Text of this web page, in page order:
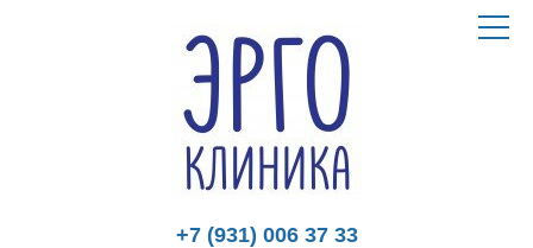
Эрго
Клиника
logo
+7 (931) 006 37 33
Toggle